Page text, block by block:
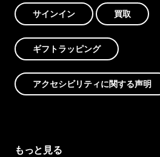
サインイン 買取
ギフトラッピング
アクセシビリティに関する声明
もっと見る